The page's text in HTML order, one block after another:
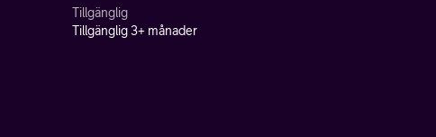
Tillgänglig
Tillgänglig 3+ månader